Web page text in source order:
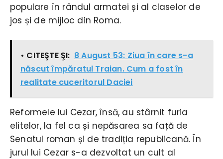
populare în rândul armatei și al claselor de
jos și de mijloc din Roma.
• CITEŞTE ŞI: 8 August 53: Ziua în care s-a
născut împăratul Traian. Cum a fost în
realitate cuceritorul Daciei
Reformele lui Cezar, însă, au stârnit furia
elitelor, la fel ca și nepăsarea sa față de
Senatul roman și de tradiția republicană. În
jurul lui Cezar s-a dezvoltat un cult al